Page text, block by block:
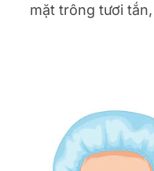
mặt trông tươi